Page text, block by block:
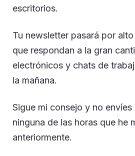
escritorios.
Tu newsletter pasará por
que respondan a la gran
electrónicos y chats de
la mañana.
Sigue mi consejo y no
ninguna de las horas que he
anteriormente.